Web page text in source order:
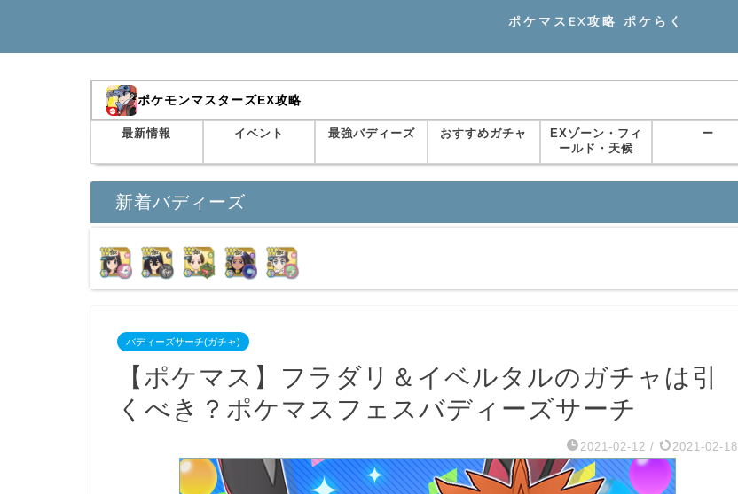
ポケマスEX攻略 ポケらく
ポケモンマスターズEX攻略
最新情報 イベント 最強バディーズ おすすめガチャ
EXゾーン・フィ
ールド・天候
ー
新着バディーズ
バディーズサーチ(ガチャ)
【ポケマス】フラダリ＆イベルタルのガチャは引
くべき？ポケマスフェスバディーズサーチ
2021-02-12 / 2021-02-18